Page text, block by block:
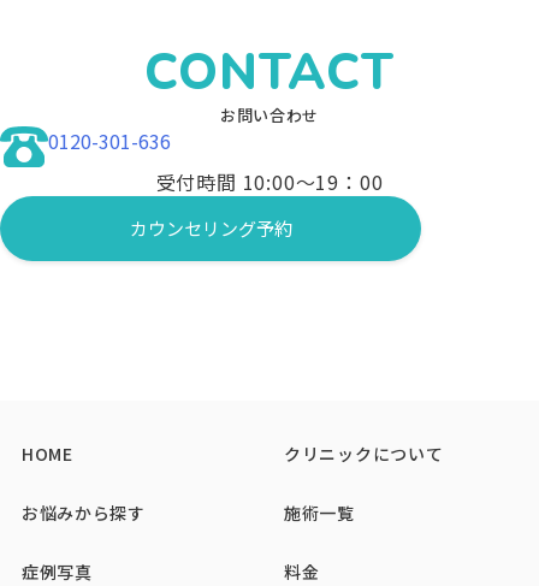
肉の張りを緩め、フェイスラインをシャー
プに見せる治療です。また、首の広頸筋に
注入することで、フェイスラインを下に引
っ張る力を弱め、リフトアップ効果も期待
できます。
マッサージピール(PRX-T33)
肌表面を剥離させずに、薬剤をマッサージ
しながら真皮層まで浸透させるピーリング
CONTACT
お問い合わせ
0120-301-636
受付時間 10:00〜19：00
カウンセリング予約
HOME クリニックについて
お悩みから探す 施術一覧
症例写真 料金